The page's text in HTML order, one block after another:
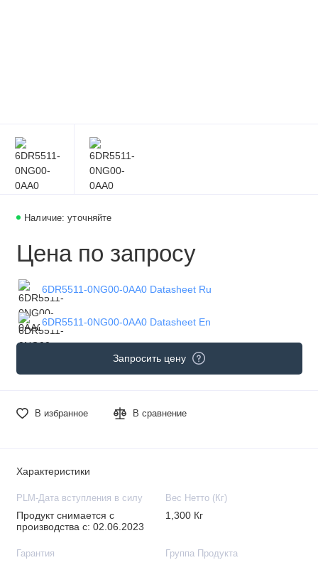
Наличие: уточняйте
Цена по запросу
6DR5511-0NG00-0AA0 Datasheet Ru
6DR5511-0NG00-0AA0 Datasheet En
Запросить цену
В избранное В сравнение
Характеристики
PLM-Дата вступления в силу
Продукт снимается с
производства с: 02.06.2023
Вес Нетто (Кг)
1,300 Кг
Гарантия Группа Продукта